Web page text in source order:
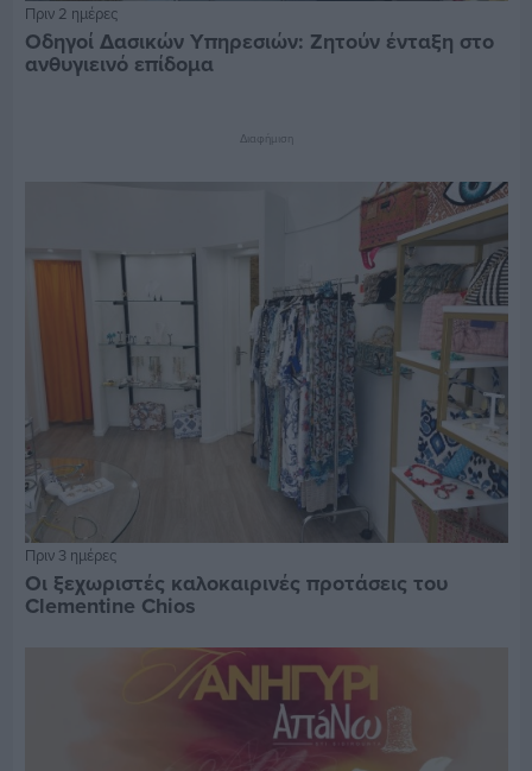
Πριν 2 ημέρες
Οδηγοί Δασικών Υπηρεσιών: Ζητούν ένταξη στο
ανθυγιεινό επίδομα
Διαφήμιση
Πριν 3 ημέρες
Οι ξεχωριστές καλοκαιρινές προτάσεις του
Clementine Chios